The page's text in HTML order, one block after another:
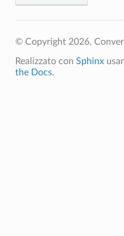
© Copyright 2026,
Realizzato con Sphinx
the Docs.